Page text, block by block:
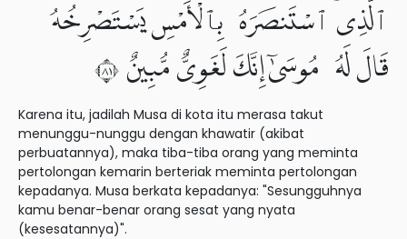
ٱلَّذِى ٱسْتَنصَرَهُۥ بِٱلْأَمْسِ يَسْتَصْرِخُهُۥ
قَالَ لَهُۥ مُوسَىٰٓ إِنَّكَ لَغَوِىٌّ مُّبِينٌ ١٨
Karena itu, jadilah Musa di kota itu merasa takut
menunggu-nunggu dengan khawatir (akibat
perbuatannya), maka tiba-tiba orang yang meminta
pertolongan kemarin berteriak meminta pertolongan
kepadanya. Musa berkata kepadanya: "Sesungguhnya
kamu benar-benar orang sesat yang nyata
(kesesatannya)".